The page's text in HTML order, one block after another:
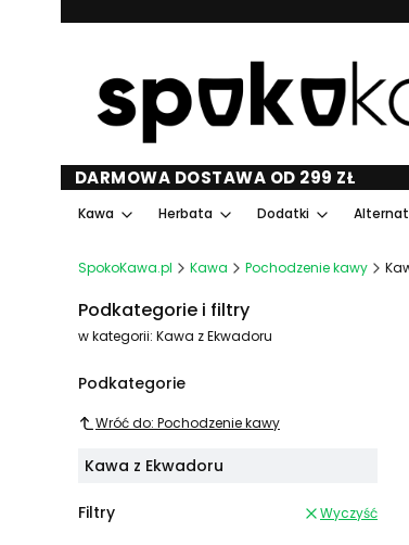
DARMOWA DOSTAWA OD 299 ZŁ
Kawa Herbata Dodatki
SpokoKawa.pl Kawa Pochodzenie kawy
Podkategorie i filtry
w kategorii: Kawa z Ekwadoru
Podkategorie
Wróć do: Pochodzenie kawy
Kawa z Ekwadoru
Filtry Wyczyść